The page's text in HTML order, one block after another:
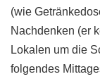
(wie
Nachdenken (er
Lokalen um die
folgendes